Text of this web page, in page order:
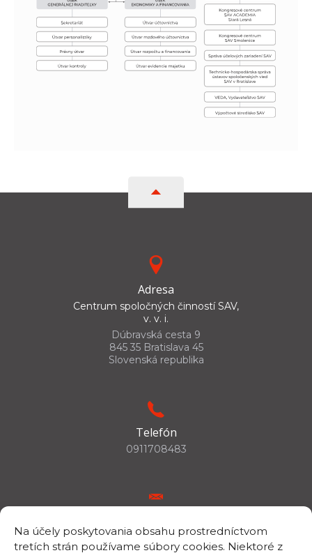
Na účely poskytovania obsahu prostredníctvom
tretích strán používame súbory cookies. Niektoré z
Adresa
Centrum spoločných činností SAV,
v. v. i.
Dúbravská cesta 9
845 35 Bratislava 45
Slovenská republika
Telefón
0911708483
csc.info@savba.sk